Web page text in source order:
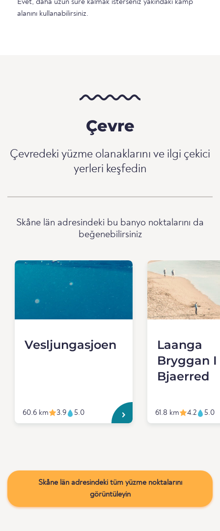
Evet, daha uzun süre kalmak isterseniz yakındaki kamp
alanını kullanabilirsiniz.
Çevre
Çevredeki yüzme olanaklarını ve ilgi çekici
yerleri keşfedin
Skåne län adresindeki bu banyo noktalarını da
beğenebilirsiniz
Vesljungasjoen
60.6 km 3.9 5.0
Laanga
Bryggan I
Bjaerred
61.8 km 4.2 5.0
Skåne län adresindeki tüm yüzme noktalarını
görüntüleyin